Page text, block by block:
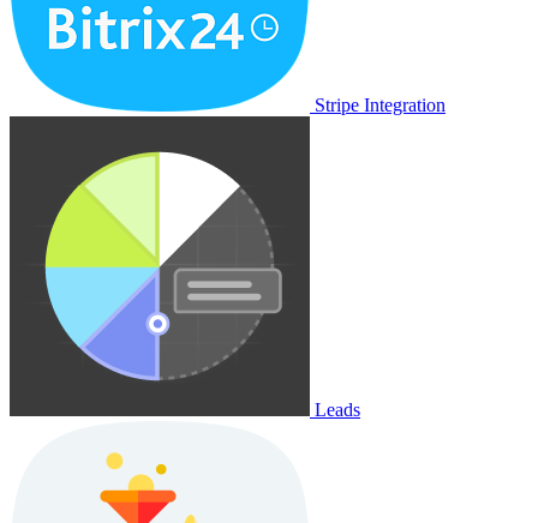
Stripe Integration
Leads